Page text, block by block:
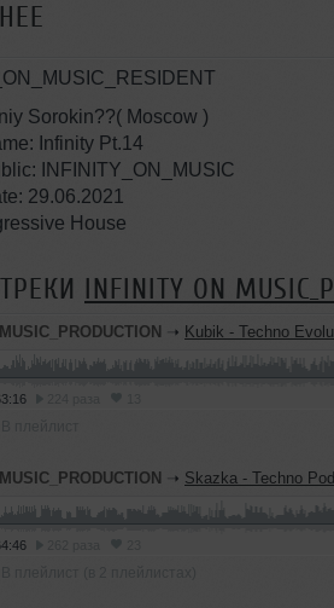
Sorokin??( Moscow )
Infinity Pt.14
INFINITY_ON_MUSIC
29.06.2021
Housе
INFINITY ON
➝ Kubik - Techno Evolution #6 (INFINITY
➝ Skazka - Techno Podcast #22